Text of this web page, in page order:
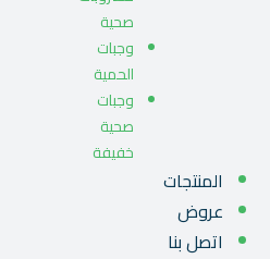
صحية
وجبات
الحمية
وجبات
صحية
خفيفة
المنتجات
عروض
اتصل بنا